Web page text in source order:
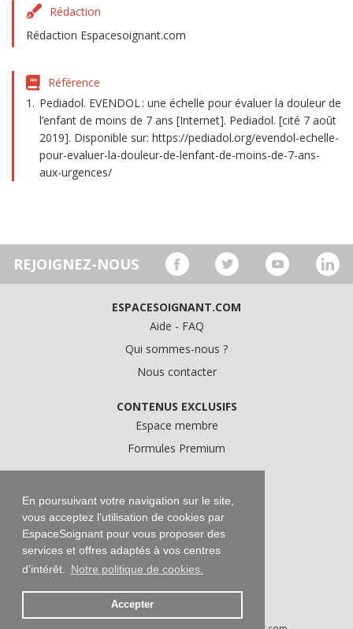
En poursuivant votre navigation sur le site,
vous acceptez l’utilisation de cookies par
EspaceSoignant pour vous proposer des
services et offres adaptés à vos centres
d’intérêt.
Notre politique de cookies.
Accepter
Rédaction
Rédaction Espacesoignant.com
Référence
Pediadol. EVENDOL : une échelle pour évaluer la douleur de
l’enfant de moins de 7 ans [Internet]. Pediadol. [cité 7 août
2019]. Disponible sur: https://pediadol.org/evendol-echelle-
pour-evaluer-la-douleur-de-lenfant-de-moins-de-7-ans-
aux-urgences/
REJOIGNEZ-NOUS
ESPACESOIGNANT.COM
Aide - FAQ
Qui sommes-nous ?
Nous contacter
CONTENUS EXCLUSIFS
Espace membre
Formules Premium
Conditions Générales d'Utilisation
Données personnelles
Conditions Générales de Vente
Mentions légales